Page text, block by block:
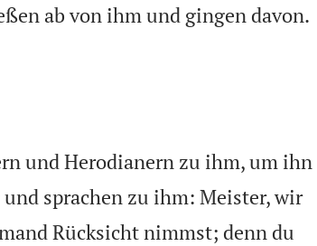
ab von ihm und gingen davon.
und Herodianern zu ihm, um ihn
sprachen zu ihm: Meister, wir
Rücksicht nimmst; denn du